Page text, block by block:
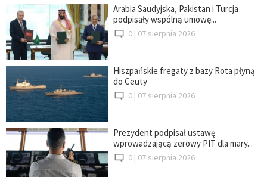
Arabia Saudyjska, Pakistan i Turcja
podpisały wspólną umowę...
0 | 07 sierpnia 2026
Hiszpańskie fregaty z bazy Rota płyną
do Ceuty
0 | 07 sierpnia 2026
Prezydent podpisał ustawę
wprowadzającą zerowy PIT dla mary...
0 | 07 sierpnia 2026